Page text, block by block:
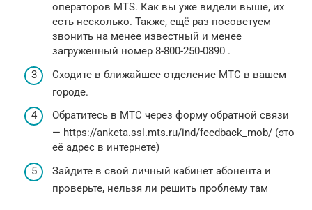
операторов MTS. Как вы уже видели выше, их
есть несколько. Также, ещё раз посоветуем
звонить на менее известный и менее
загруженный номер 8-800-250-0890 .
Сходите в ближайшее отделение МТС в вашем
городе.
Обратитесь в МТС через форму обратной связи
— https://anketa.ssl.mts.ru/ind/feedback_mob/ (это
её адрес в интернете)
Зайдите в свой личный кабинет абонента и
проверьте, нельзя ли решить проблему там